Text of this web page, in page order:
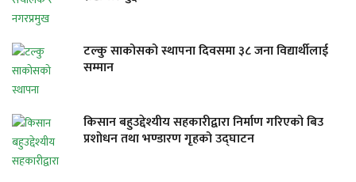
टल्कु साकोसको स्थापना दिवसमा ३८ जना विद्यार्थीलाई
सम्मान
किसान बहुउद्देश्यीय सहकारीद्वारा निर्माण गरिएको बिउ
प्रशोधन तथा भण्डारण गृहको उद्घाटन